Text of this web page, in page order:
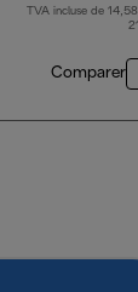
prix
TVA incluse de
Comparer